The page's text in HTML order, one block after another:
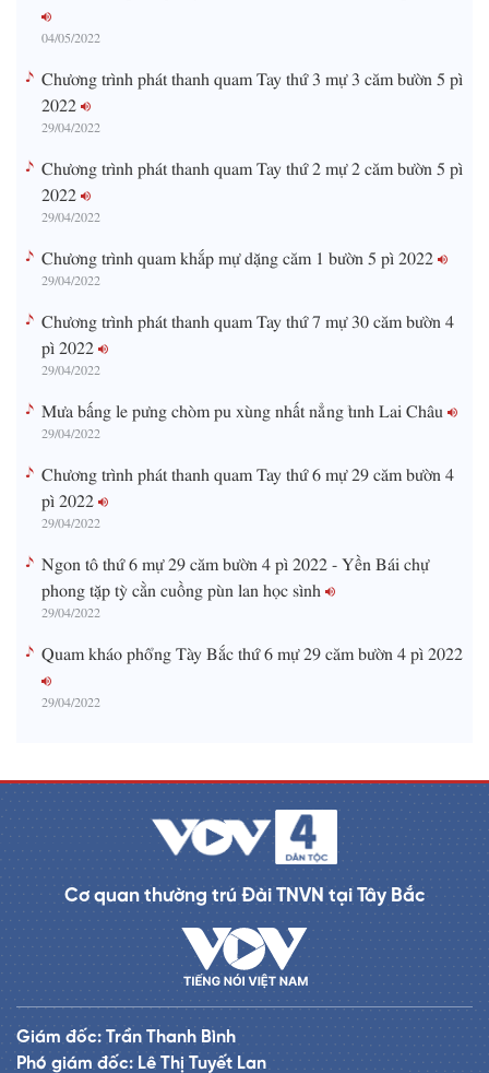
04/05/2022
Chương trình phát thanh quam Tay thứ 3 mự 3 căm bườn 5 pì
2022
29/04/2022
Chương trình phát thanh quam Tay thứ 2 mự 2 căm bườn 5 pì
2022
29/04/2022
Chương trình quam khắp mự dặng căm 1 bườn 5 pì 2022
29/04/2022
Chương trình phát thanh quam Tay thứ 7 mự 30 căm bườn 4
pì 2022
29/04/2022
Mưa bấng le pưng chòm pu xùng nhất nẳng tỉnh Lai Châu
29/04/2022
Chương trình phát thanh quam Tay thứ 6 mự 29 căm bườn 4
pì 2022
29/04/2022
Ngon tô thứ 6 mự 29 căm bườn 4 pì 2022 - Yền Bái chự
phong tặp tỳ cằn cuồng pùn lan học sình
29/04/2022
Quam kháo phổng Tày Bắc thứ 6 mự 29 căm bườn 4 pì 2022
29/04/2022
Cơ quan thường trú Đài TNVN tại Tây Bắc
Giám đốc: Trần Thanh Bình
Phó giám đốc: Lê Thị Tuyết Lan